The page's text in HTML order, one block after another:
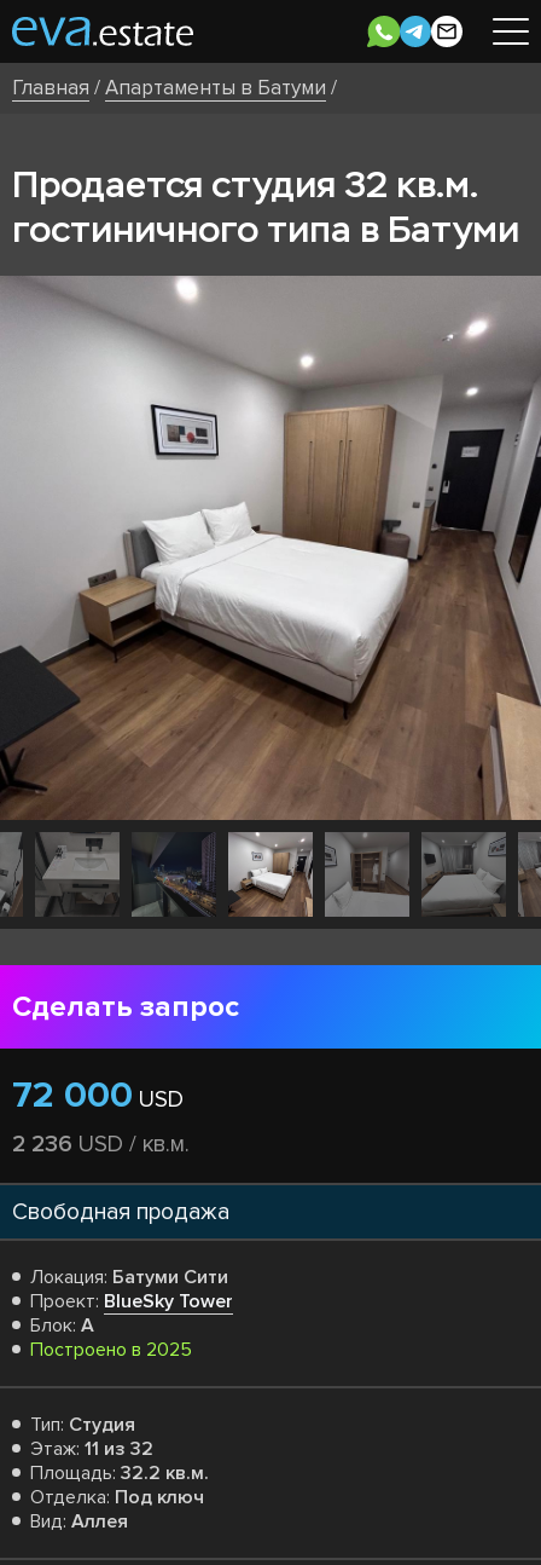
Главная /Апартаменты в Батуми /
Продается студия 32 кв.м.
гостиничного типа в Батуми
Сделать запрос
72 000 USD
2 236 USD / кв.м.
Свободная продажа
Локация: Батуми Сити
Проект: BlueSky Tower
Блок: A
Построено в 2025
Тип: Студия
Этаж: 11 из 32
Площадь: 32.2 кв.м.
Отделка: Под ключ
Вид: Аллея